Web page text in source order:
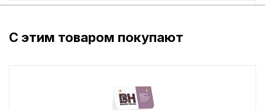
С этим товаром покупают